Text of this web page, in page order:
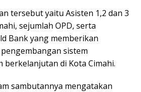
tersebut yaitu Asisten 1,2 dan 3
sejumlah OPD, serta
Bank yang memberikan
sistem
berkelanjutan di Kota Cimahi.
sambutannya mengatakan